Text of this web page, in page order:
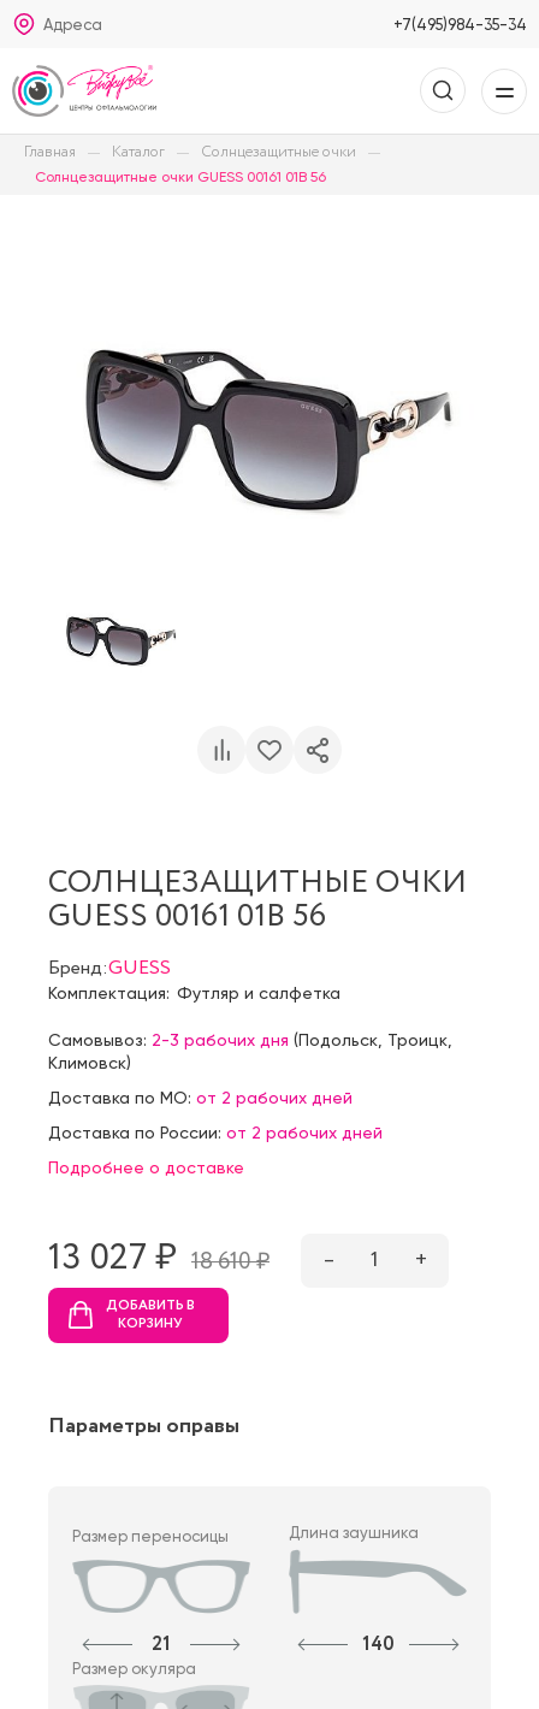
Адреса +7(495)984-35-34
Главная Каталог Солнцезащитные очки
Солнцезащитные очки GUESS 00161 01B 56
СОЛНЦЕЗАЩИТНЫЕ ОЧКИ
GUESS 00161 01B 56
Бренд:GUESS
Комплектация: Футляр и салфетка
Самовывоз: 2-3 рабочих дня (Подольск Троицк
Климовск)
Доставка по МО: от 2 рабочих дней
Доставка по России: от 2 рабочих дней
Подробнее о доставке
13 027 ₷ 18 610 ₷ – 1 +
ДОБАВИТЬ В
КОРЗИНУ
Параметры оправы
Размер переносицы
21
Длина заушника
140
Размер окуляра